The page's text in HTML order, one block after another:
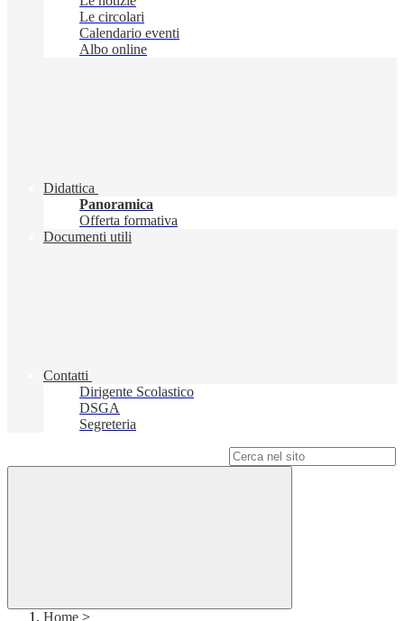
Le circolari
Calendario eventi
Albo online
Didattica
Panoramica
Offerta formativa
Documenti utili
Contatti
Dirigente Scolastico
DSGA
Segreteria
Home >